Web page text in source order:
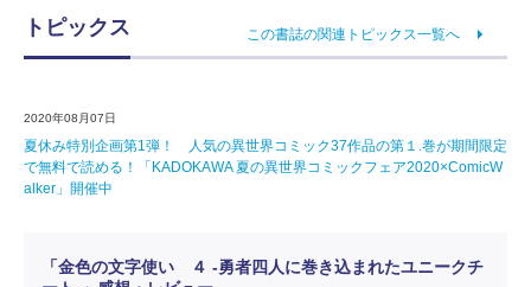
トピックス この書誌の関連トピックス一覧へ
2020年08月07日
夏休み特別企画第1弾！ 人気の異世界コミック37作品の第１.巻が期間限定
で無料で読める！「KADOKAWA 夏の異世界コミックフェア2020×ComicW
alker」開催中
「金色の文字使い ４ ‐勇者四人に巻き込まれたユニークチ